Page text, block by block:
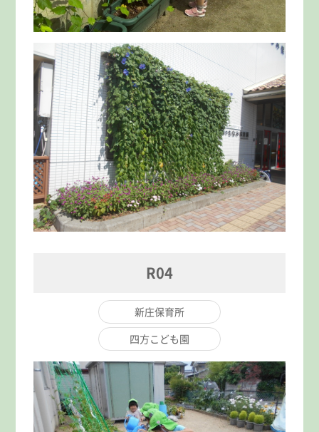
R04
新庄保育所
四方こども園